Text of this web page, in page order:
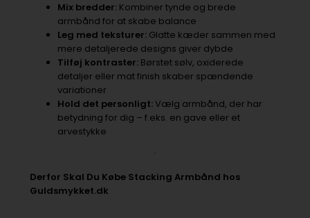
Mix bredder:Kombiner tynde og brede
armbånd for at skabe balance
Leg med teksturer:Glatte kæder sammen med
mere detaljerede designs giver dybde
Tilføj kontraster:Børstet sølv, oxiderede
detaljer eller mat finish skaber spændende
variationer
Hold det personligt:Vælg armbånd, der har
betydning for dig – f.eks. en gave eller et
arvestykke
Derfor Skal Du Købe Stacking Armbånd hos
Guldsmykket.dk